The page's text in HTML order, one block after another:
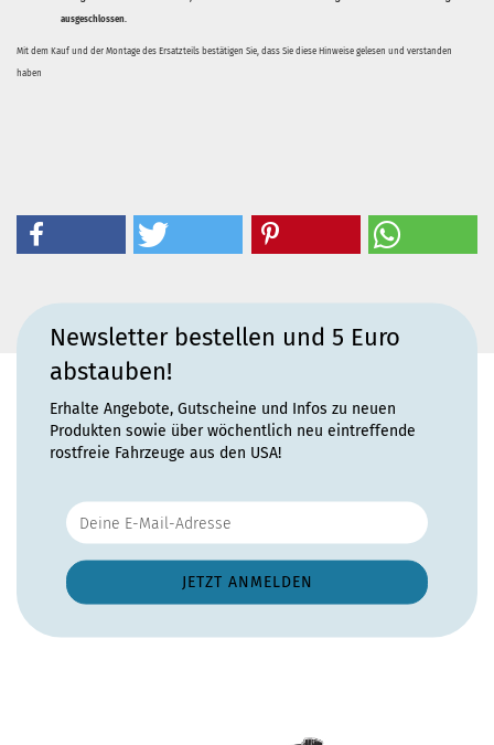
ausgeschlossen.
Mit dem Kauf und der Montage des Ersatzteils bestätigen Sie, dass Sie diese Hinweise gelesen und verstanden
haben
Newsletter bestellen und 5 Euro
abstauben!
Erhalte Angebote, Gutscheine und Infos zu neuen
Produkten sowie über wöchentlich neu eintreffende
rostfreie Fahrzeuge aus den USA!